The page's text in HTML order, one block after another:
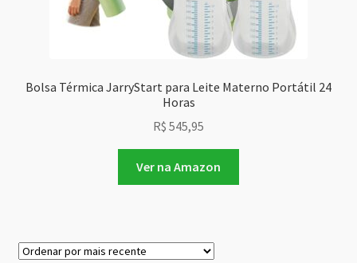
Bolsa Térmica JarryStart para Leite Materno Portátil 24
Horas
R$ 545,95
Ver na Amazon